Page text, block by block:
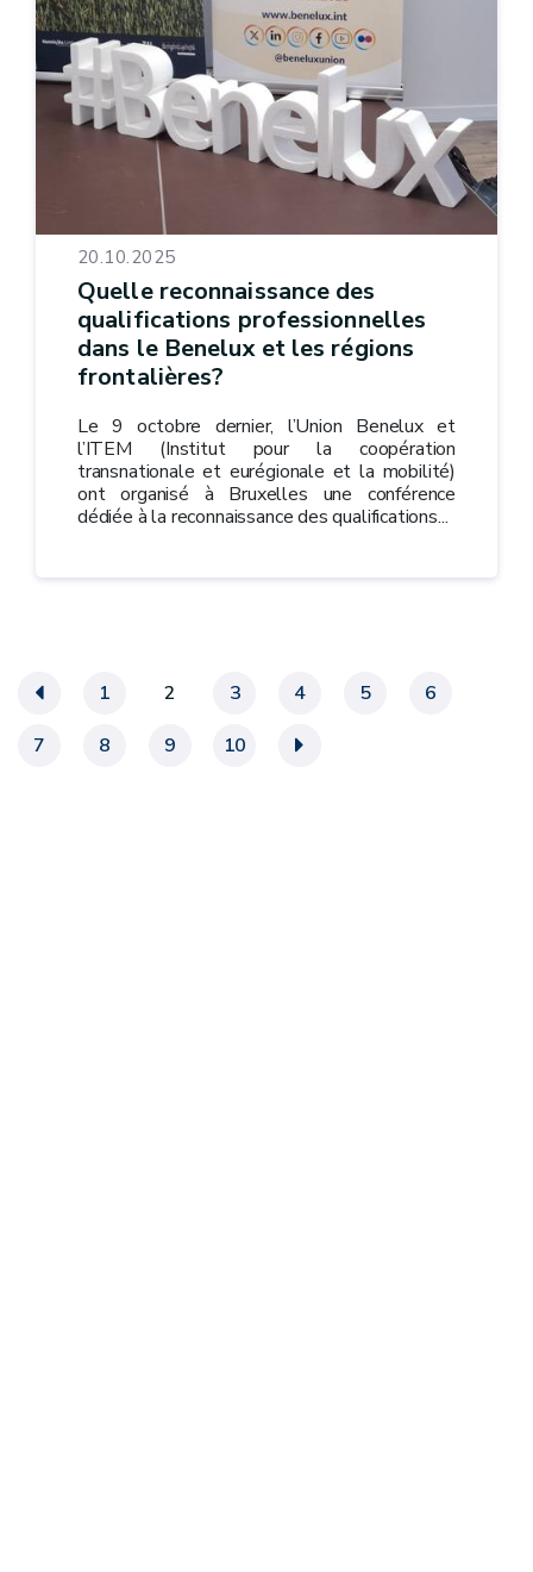
20.10.2025
Quelle reconnaissance des
qualifications professionnelles
dans le Benelux et les régions
frontalières?
Le 9 octobre dernier, l’Union Benelux et
l’ITEM (Institut pour la coopération
transnationale et eurégionale et la mobilité)
ont organisé à Bruxelles une conférence
dédiée à la reconnaissance des qualifications...
« 1 2 3 4 5
6
7
8 9 10 »